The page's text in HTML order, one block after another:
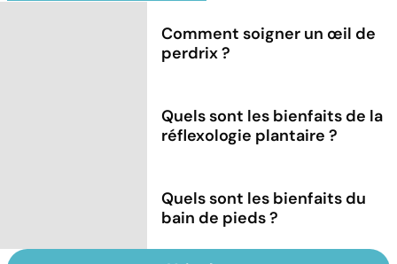
Comment soigner un œil de
perdrix ?
Quels sont les bienfaits de la
réflexologie plantaire ?
Quels sont les bienfaits du
bain de pieds ?